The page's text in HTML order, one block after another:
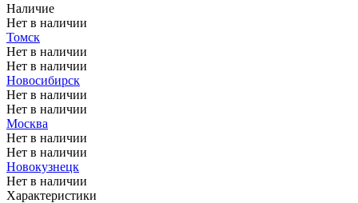
Наличие
Нет в наличии
Томск
Нет в наличии
Нет в наличии
Новосибирск
Нет в наличии
Нет в наличии
Москва
Нет в наличии
Нет в наличии
Новокузнецк
Нет в наличии
Характеристики